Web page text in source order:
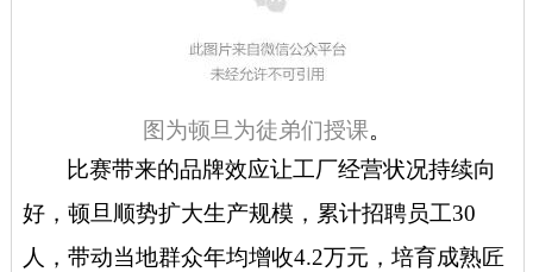
图为顿旦为徒弟们授课。
比赛带来的品牌效应让工厂经营状况持续向
好，顿旦顺势扩大生产规模，累计招聘员工30
人，带动当地群众年均增收4.2万元，培育成熟匠